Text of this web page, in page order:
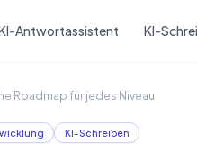
Antwortassistent KI-
Roadmap für jedes Niveau
KI-Schreiben